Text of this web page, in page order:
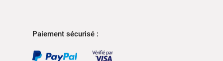
Paiement sécurisé :